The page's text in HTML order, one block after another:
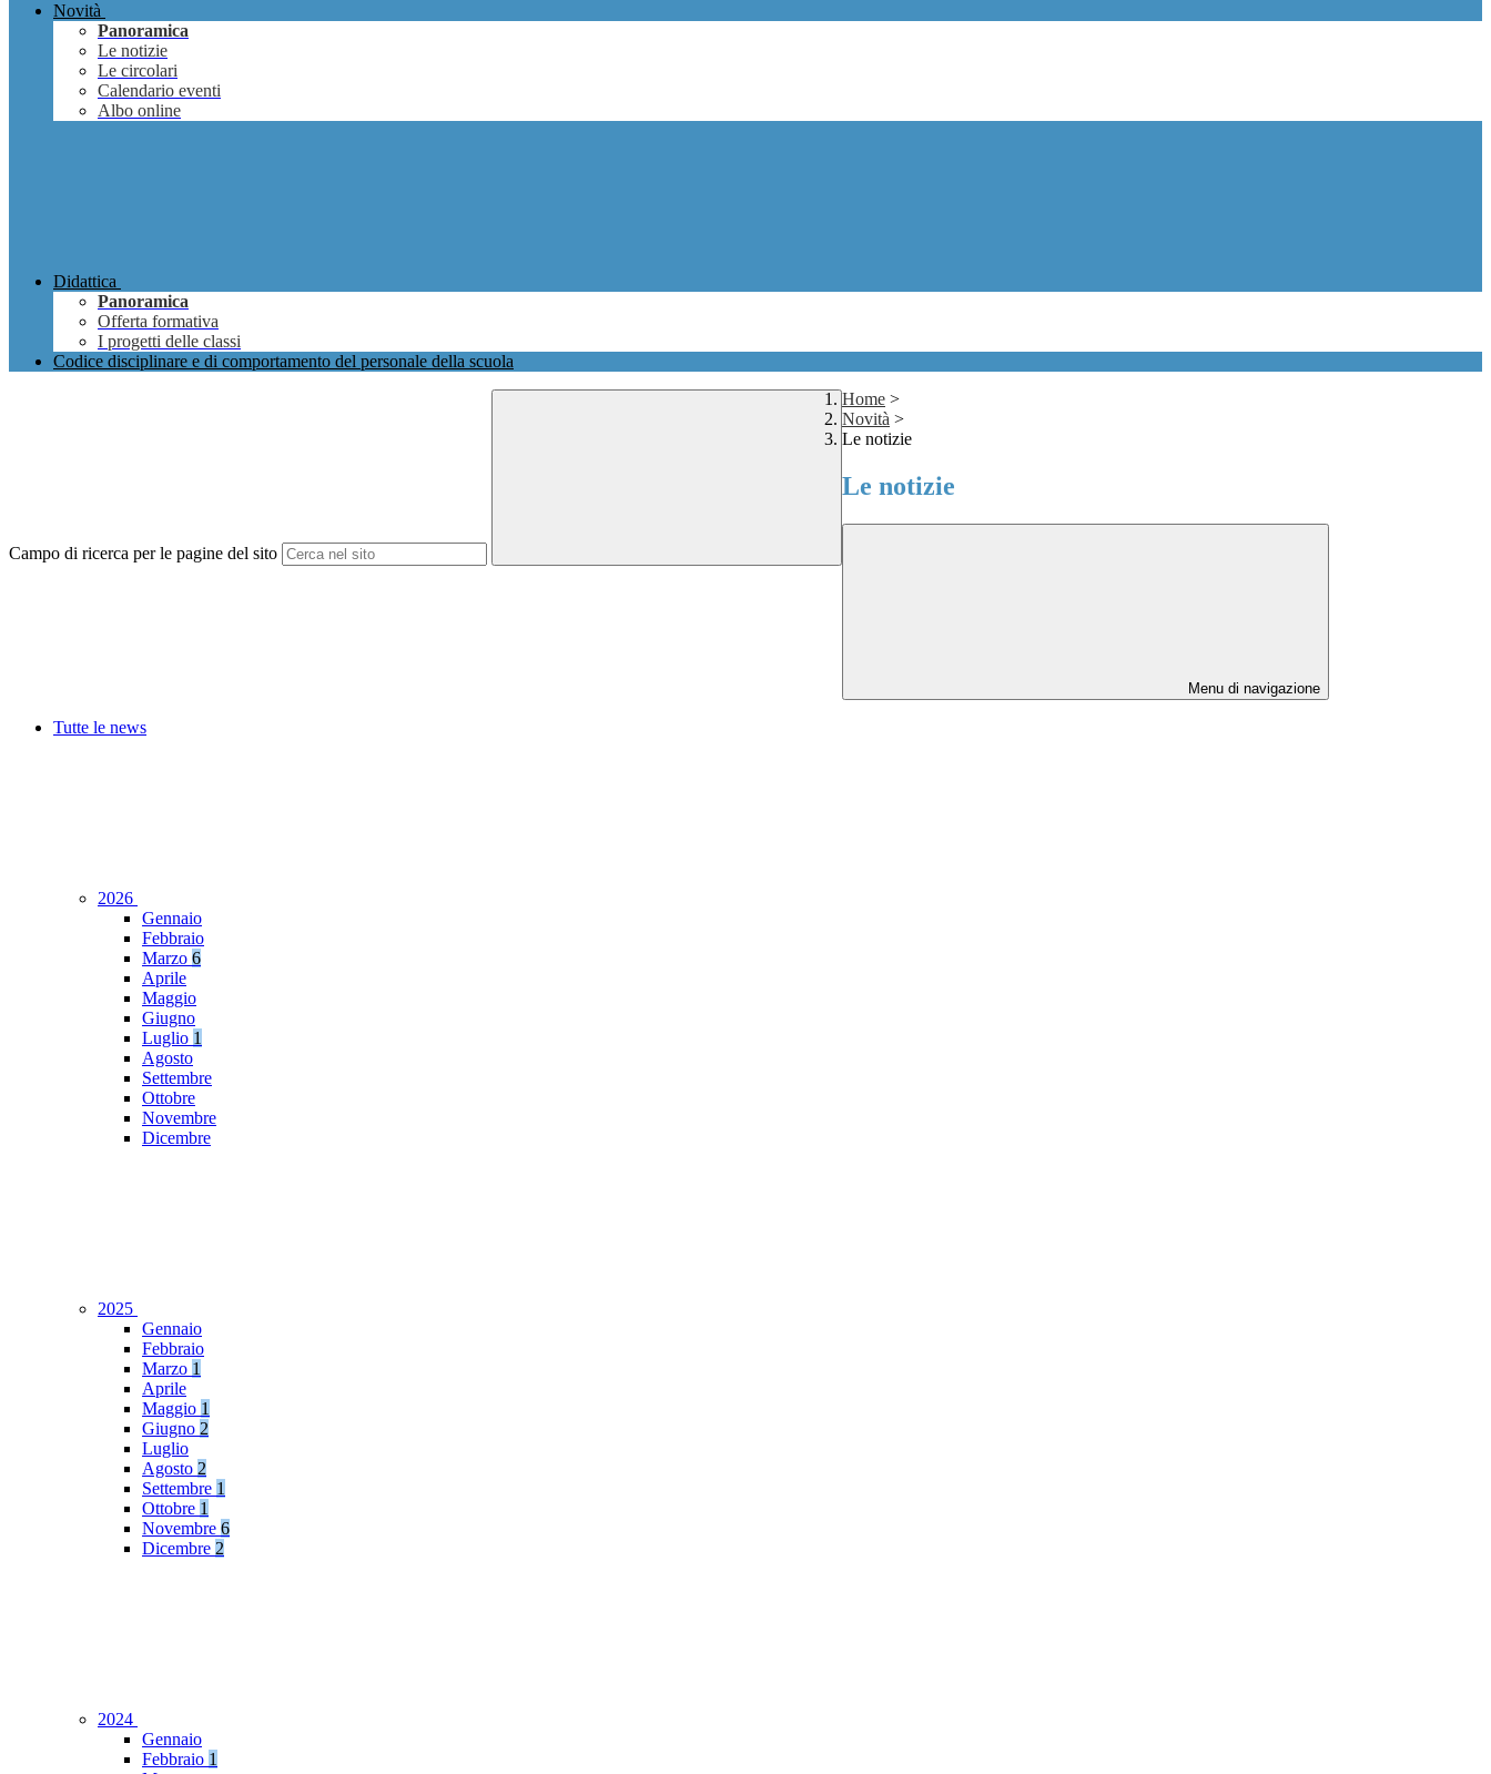
Novità
Panoramica
Le notizie
Le circolari
Calendario eventi
Albo online
Didattica
Panoramica
Offerta formativa
I progetti delle classi
Codice disciplinare e di comportamento del personale della scuola
Campo di ricerca per le pagine del sito
Home >
Novità >
Le notizie
Le notizie
Menu di navigazione
Tutte le news
2026
Gennaio
Febbraio
Marzo 6
Aprile
Maggio
Giugno
Luglio 1
Agosto
Settembre
Ottobre
Novembre
Dicembre
2025
Gennaio
Febbraio
Marzo 1
Aprile
Maggio 1
Giugno 2
Luglio
Agosto 2
Settembre 1
Ottobre 1
Novembre 6
Dicembre 2
2024
Gennaio
Febbraio 1